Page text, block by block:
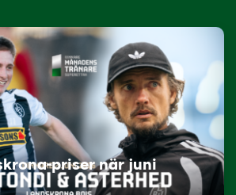
priser när juni